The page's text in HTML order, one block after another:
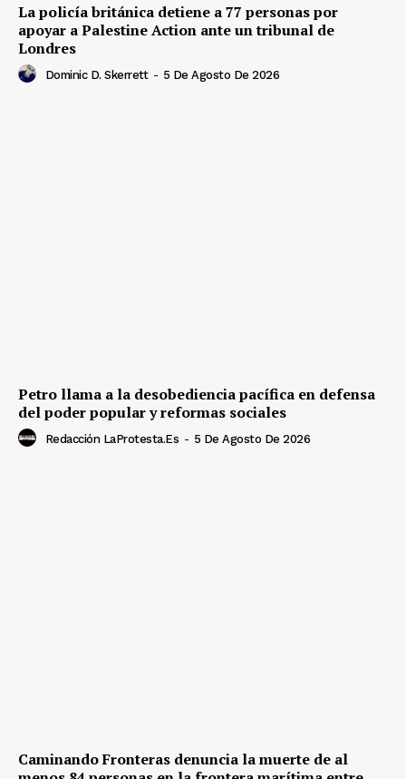
La policía británica detiene a 77 personas por
apoyar a Palestine Action ante un tribunal de
Londres
Dominic D. Skerrett - 5 De Agosto De 2026
Petro llama a la desobediencia pacífica en defensa
del poder popular y reformas sociales
Redacción LaProtesta.es - 5 De Agosto De 2026
Caminando Fronteras denuncia la muerte de al